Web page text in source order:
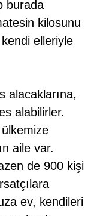
burada
kilosunu
elleriyle
alacaklarına,
alabilirler.
aile var.
de 900 kişi
ev, kendileri